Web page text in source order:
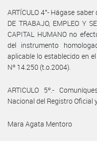
ARTÍCULO 4°- Hágase
DE TRABAJO, EMPLEO Y
CAPITAL HUMANO no
del instrumento
aplicable lo establecido en
Nº 14.250 (t.o.2004).
ARTICULO 5º.-
Nacional del Registro Oficial
Mara Agata Mentoro